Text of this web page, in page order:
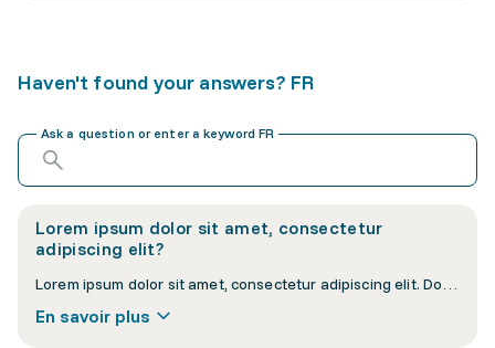
Haven't found your answers? FR
Ask a question or enter a keyword FR
Lorem ipsum dolor sit amet, consectetur
adipiscing elit?
Lorem ipsum dolor sit amet, consectetur adipiscing elit. Donec interdum nisi at velit vulputate luctus. Vestibulum ante ipsum primis in faucibus orci luctus et ultrices posuere cubilia curae.
En savoir plus